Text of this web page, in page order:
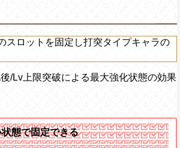
スロットを固定し打突タイプキャラの
後/Lv上限突破による最大強化状態の効果
態で固定できる